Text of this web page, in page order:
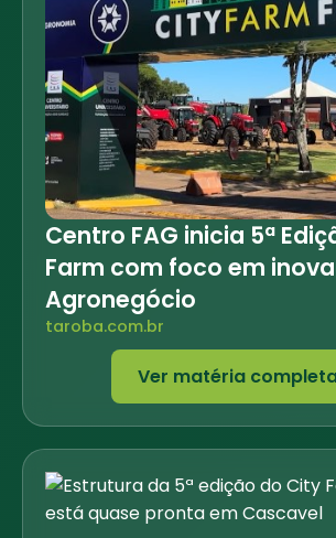
Centro FAG inicia 5ª
Farm com foco em
Agronegócio
taroba.com.br
Ver matéria